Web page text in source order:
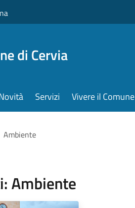
di Cervia
Servizi Vivere il Comune
Ambiente
Ambiente